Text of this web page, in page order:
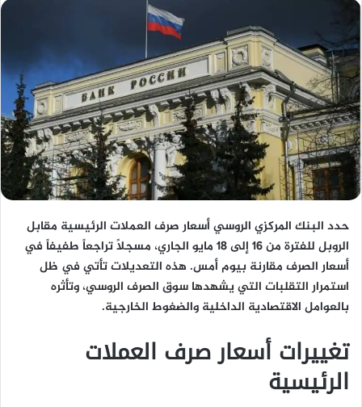
حدد البنك المركزي الروسي أسعار صرف العملات الرئيسية مقابل
الروبل للفترة من 16 إلى 18 مايو الجاري، مسجلاً تراجعاً طفيفاً في
أسعار الصرف مقارنة بيوم أمس. هذه التعديلات تأتي في ظل
استمرار التقلبات التي يشهدها سوق الصرف الروسي، وتأثره
بالعوامل الاقتصادية الداخلية والضغوط الخارجية.
تغييرات أسعار صرف العملات
الرئيسية